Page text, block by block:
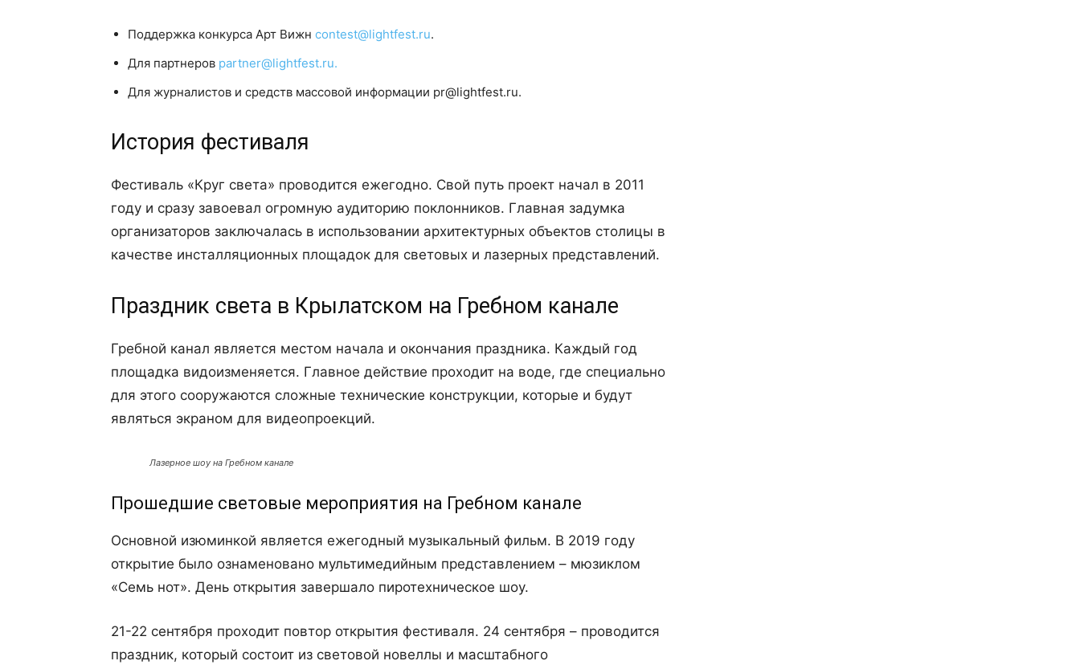
Поддержка конкурса Арт Вижн contest@lightfest.ru.
Для партнеров partner@lightfest.ru.
Для журналистов и средств массовой информации pr@lightfest.ru.
История фестиваля
Фестиваль «Круг света» проводится ежегодно. Свой путь проект начал в 2011
году и сразу завоевал огромную аудиторию поклонников. Главная задумка
организаторов заключалась в использовании архитектурных объектов столицы в
качестве инсталляционных площадок для световых и лазерных представлений.
Праздник света в Крылатском на Гребном канале
Гребной канал является местом начала и окончания праздника. Каждый год
площадка видоизменяется. Главное действие проходит на воде, где специально
для этого сооружаются сложные технические конструкции, которые и будут
являться экраном для видеопроекций.
Лазерное шоу на Гребном канале
Прошедшие световые мероприятия на Гребном канале
Основной изюминкой является ежегодный музыкальный фильм. В 2019 году
открытие было ознаменовано мультимедийным представлением – мюзиклом
«Семь нот». День открытия завершало пиротехническое шоу.
21-22 сентября проходит повтор открытия фестиваля. 24 сентября – проводится
праздник, который состоит из световой новеллы и масштабного